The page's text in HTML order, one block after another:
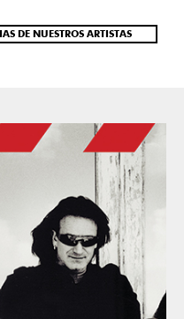
DE NUESTROS ARTISTAS